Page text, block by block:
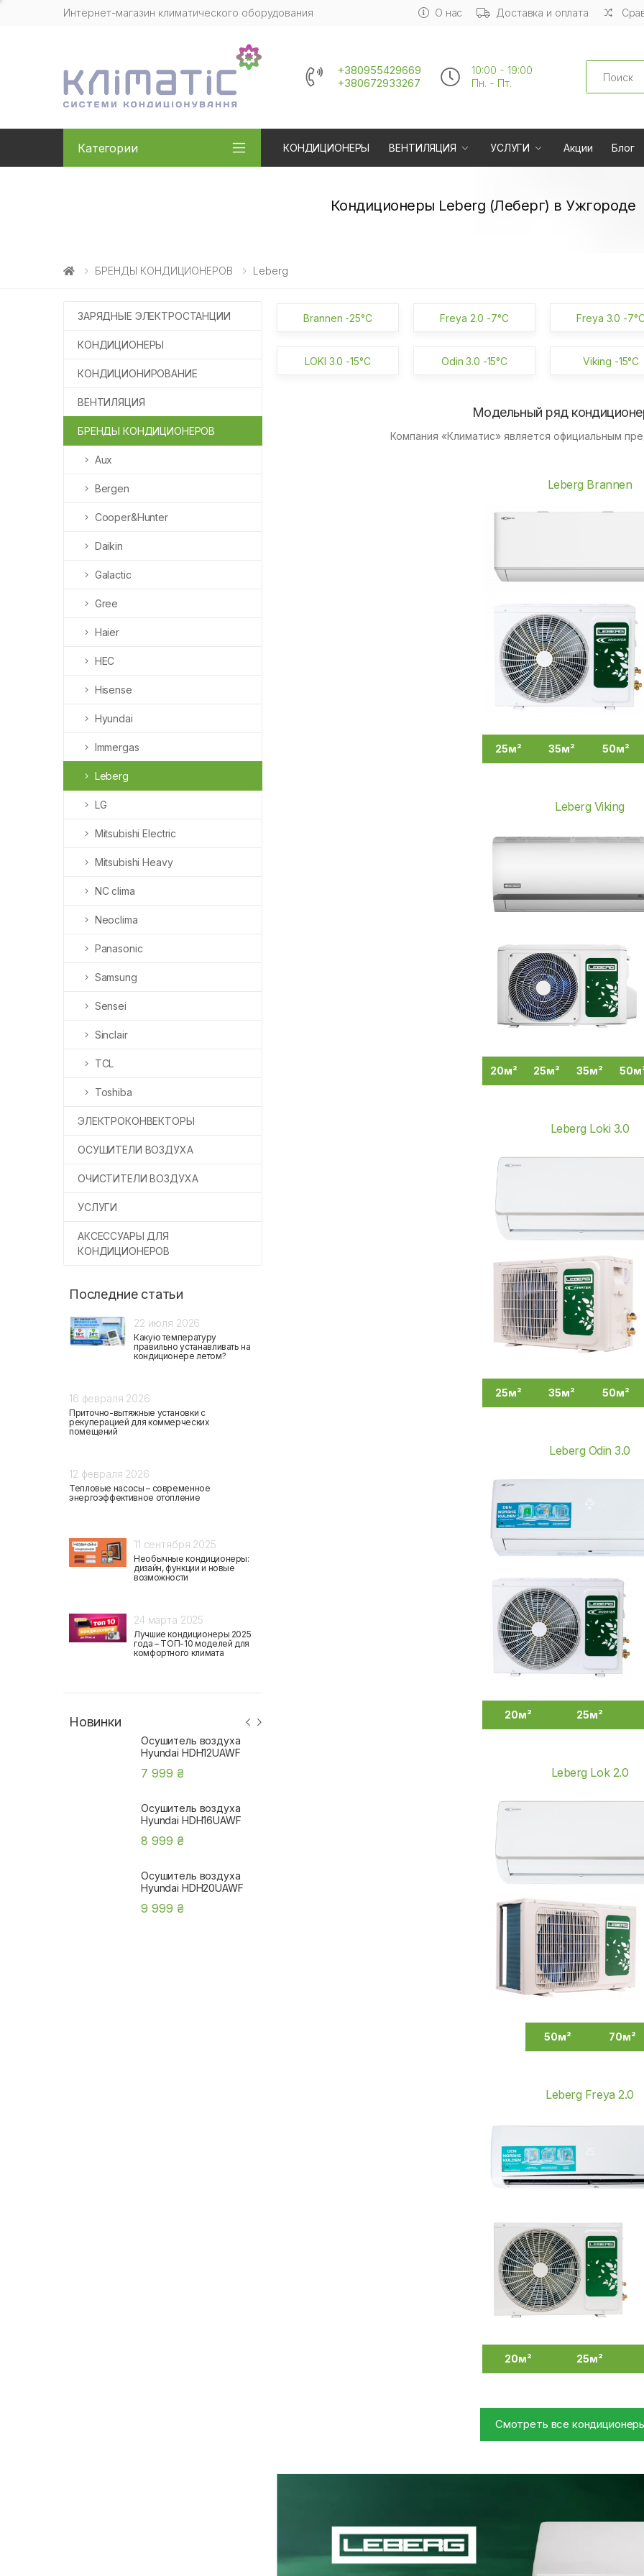
Интернет-магазин климатического оборудования О нас Доставка и оплата
+380955429669
+380672933267
10:00 - 19:00
Пн. - Пт.
Search
Категории КОНДИЦИОНЕРЫ ВЕНТИЛЯЦИЯ УСЛУГИ Акции Блог
Кондиционеры Leberg (Леберг) в Ужгороде
БРЕНДЫ КОНДИЦИОНЕРОВ Leberg
ЗАРЯДНЫЕ ЭЛЕКТРОСТАНЦИИ
КОНДИЦИОНЕРЫ
КОНДИЦИОНИРОВАНИЕ
ВЕНТИЛЯЦИЯ
БРЕНДЫ КОНДИЦИОНЕРОВ
Aux
Bergen
Cooper&Hunter
Daikin
Galactic
Gree
Haier
HEC
Hisense
Hyundai
Immergas
Leberg
LG
Mitsubishi Electric
Mitsubishi Heavy
NC clima
Neoclima
Panasonic
Samsung
Sensei
Sinclair
TCL
Toshiba
ЭЛЕКТРОКОНВЕКТОРЫ
ОСУШИТЕЛИ ВОЗДУХА
ОЧИСТИТЕЛИ ВОЗДУХА
УСЛУГИ
АКСЕССУАРЫ ДЛЯ
КОНДИЦИОНЕРОВ
Последние статьи
22 июля 2026
Какую температуру
правильно устанавливать на
кондиционере летом?
16 февраля 2026
Приточно-вытяжные установки с
рекуперацией для коммерческих
помещений
12 февраля 2026
Тепловые насосы – современное
энергоэффективное отопление
11 сентября 2025
Необычные кондиционеры:
дизайн, функции и новые
возможности
24 марта 2025
Лучшие кондиционеры 2025
года – ТОП-10 моделей для
комфортного климата
Новинки
Осушитель воздуха
Hyundai HDH12UAWF
7 999 ₴
Осушитель воздуха
Hyundai HDH16UAWF
8 999 ₴
Осушитель воздуха
Hyundai HDH20UAWF
9 999 ₴
Brannen -25°C Freya 2.0 -7°C Freya 3.0 -
LOKI 3.0 -15°C Odin 3.0 -15°C Viking -15°C
Модельный ряд
Компания «Климатис» является официальным
Leberg Brannen
25м² 35м² 50м²
Leberg Viking
20м² 25м² 35м²
Leberg Loki 3.0
25м² 35м² 50м²
Leberg Odin 3.0
20м² 25м²
Leberg Lok 2.0
50м² 70м²
Leberg Freya 2.0
20м² 25м²
Смотреть все